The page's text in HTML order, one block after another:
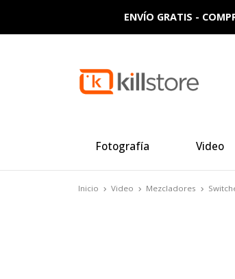
Fotografía Video
ENVÍO GRATIS -
Inicio Video Mezcladores